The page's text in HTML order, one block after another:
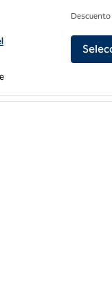
by Hilton San